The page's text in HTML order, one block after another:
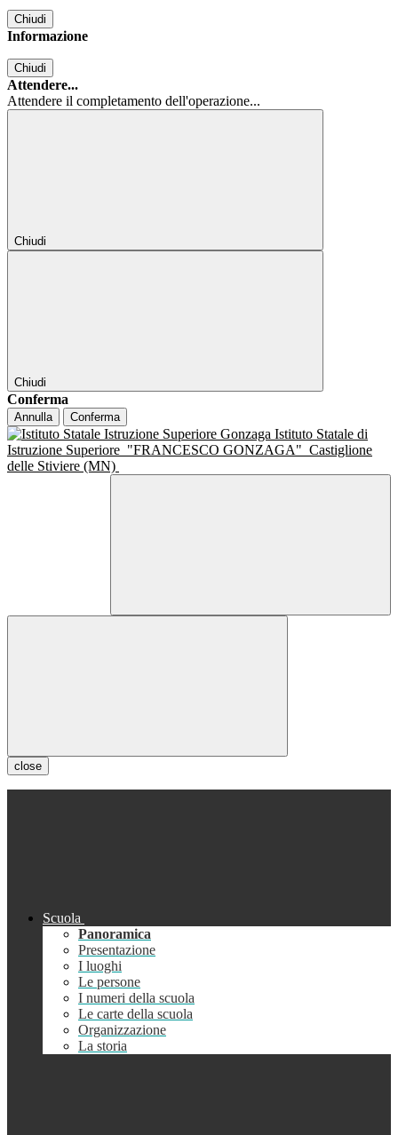
Chiudi
Informazione
Chiudi
Attendere...
Attendere il completamento dell'operazione...
Chiudi
Chiudi
Conferma
Annulla Conferma
Istituto Statale di
Istruzione Superiore "FRANCESCO GONZAGA" Castiglione
delle Stiviere (MN)
close
Scuola
Panoramica
Presentazione
I luoghi
Le persone
I numeri della scuola
Le carte della scuola
Organizzazione
La storia